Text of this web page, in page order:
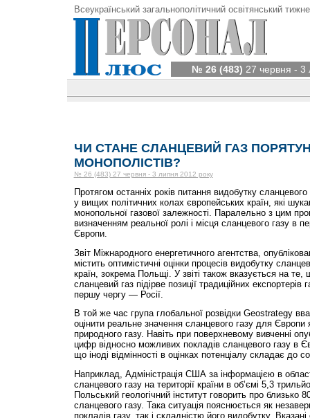
Всеукраїнський загальнополітичний освітянський
№ 26 (483) 27 червня - 3
ЧИ СТАНЕ СЛАНЦЕВИЙ ГАЗ
МОНОПОЛІСТІВ?
№ 26 (483) 27 червня - 3 липня 2012 року
Протягом останніх років питання видобутку
у вищих політичних колах європейських країн, які
монопольної газової залежності. Паралельно з цим
визначенням реальної ролі і місця сланцевого газу в
Європи.
Звіт Міжнародного енергетичного агентства,
містить оптимістичні оцінки процесів видобутку
країн, зокрема Польщі. У звіті також вказується на те,
сланцевий газ підірве позиції традиційних
першу чергу — Росії.
В той же час група глобальної розвідки Geo­strategy
оцінити реальне значення сланцевого газу для Європи
природного газу. Навіть при поверхневому вивченні
цифр від­носно можливих покладів сланцевого газу в
що іноді відмінності в оцінках потенціалу складає до
Наприклад, Адміністрація США за інформацією в
сланцевого газу на території країни в об’ємі 5,3
Польський геологічний інститут говорить про близько
сланцевого газу. Така ситуація пояснюється як
покладів газу, так і складністю його видобутку.